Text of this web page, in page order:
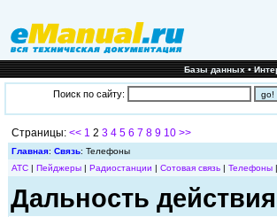
Базы данных•
Поиск по сайту:
Страницы: << 1 2 3 4 5 6 7 8 9 10 >>
Главная: Связь: Телефоны
АТС| Пейджеры| Радиостанции | Сотовая связь| Телефоны|
Дальность